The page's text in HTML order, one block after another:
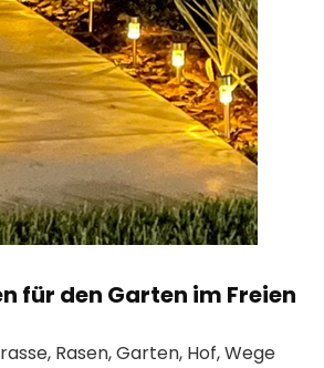
für den Garten im Freien
Rasen, Garten, Hof, Wege